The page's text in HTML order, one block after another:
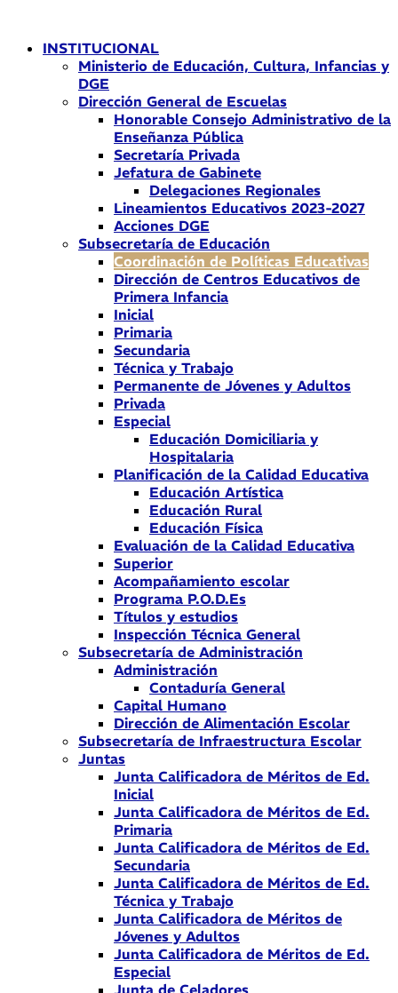
contenidoINSTITUCIONAL
Ministerio de Educación, Cultura, Infancias y
DGE
Dirección General de Escuelas
Honorable Consejo Administrativo de la
Enseñanza Pública
Secretaría Privada
Jefatura de Gabinete
Delegaciones Regionales
Lineamientos Educativos 2023-2027
Acciones DGE
Subsecretaría de Educación
Coordinación de Políticas Educativas
Dirección de Centros Educativos de
Primera Infancia
Inicial
Primaria
Secundaria
Técnica y Trabajo
Permanente de Jóvenes y Adultos
Privada
Especial
Educación Domiciliaria y
Hospitalaria
Planificación de la Calidad Educativa
Educación Artística
Educación Rural
Educación Física
Evaluación de la Calidad Educativa
Superior
Acompañamiento escolar
Programa P.O.D.Es
Títulos y estudios
Inspección Técnica General
Subsecretaría de Administración
Administración
Contaduría General
Capital Humano
Dirección de Alimentación Escolar
Subsecretaría de Infraestructura Escolar
Juntas
Junta Calificadora de Méritos de Ed.
Inicial
Junta Calificadora de Méritos de Ed.
Primaria
Junta Calificadora de Méritos de Ed.
Secundaria
Junta Calificadora de Méritos de Ed.
Técnica y Trabajo
Junta Calificadora de Méritos de
Jóvenes y Adultos
Junta Calificadora de Méritos de Ed.
Especial
Junta de Celadores